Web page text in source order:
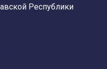
Республики